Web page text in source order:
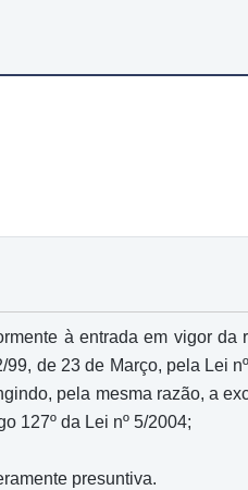
à entrada em vigor da
de 23 de Março, pela Lei
pela mesma razão, a
127º da Lei nº 5/2004;
presuntiva.